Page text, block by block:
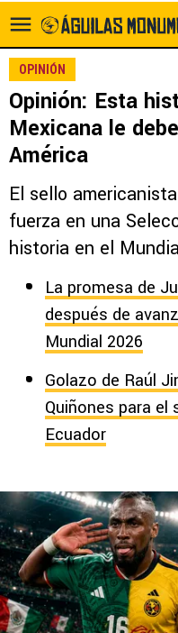
OPINIÓN
Opinión: Esta
Mexicana le
América
El sello
fuerza en una
historia en el
La promesa de
después de
Mundial 2026
Golazo de Raúl
Quiñones para
Ecuador